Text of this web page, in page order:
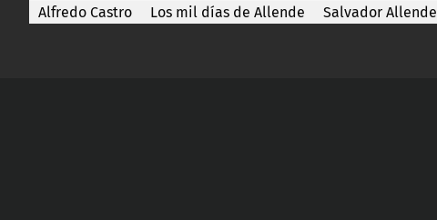
Alfredo Castro Los mil días de Allende Salvador Allende